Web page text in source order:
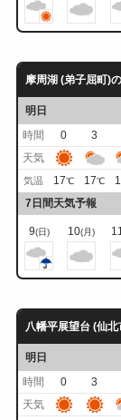
摩周湖 (弟子屈町)
明日
時間
0 3
天気
気温 17℃ 17℃
7日間天気予報
9(日) 10(月)
八幡平展望台 (仙
明日
時間
0 3
天気